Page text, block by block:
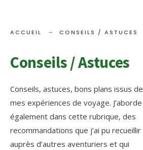
ACCUEIL CONSEILS / ASTUCES
Conseils / Astuces
Conseils, astuces, bons plans issus de
mes expériences de voyage. J’aborde
également dans cette rubrique, des
recommandations que j’ai pu recueillir
auprès d’autres aventuriers et qui